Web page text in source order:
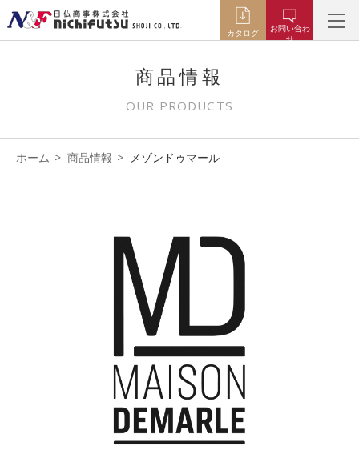
カタログ
お問い合わ
せ
商品情報
OUR PRODUCTS
ホーム 商品情報 メゾンドゥマール